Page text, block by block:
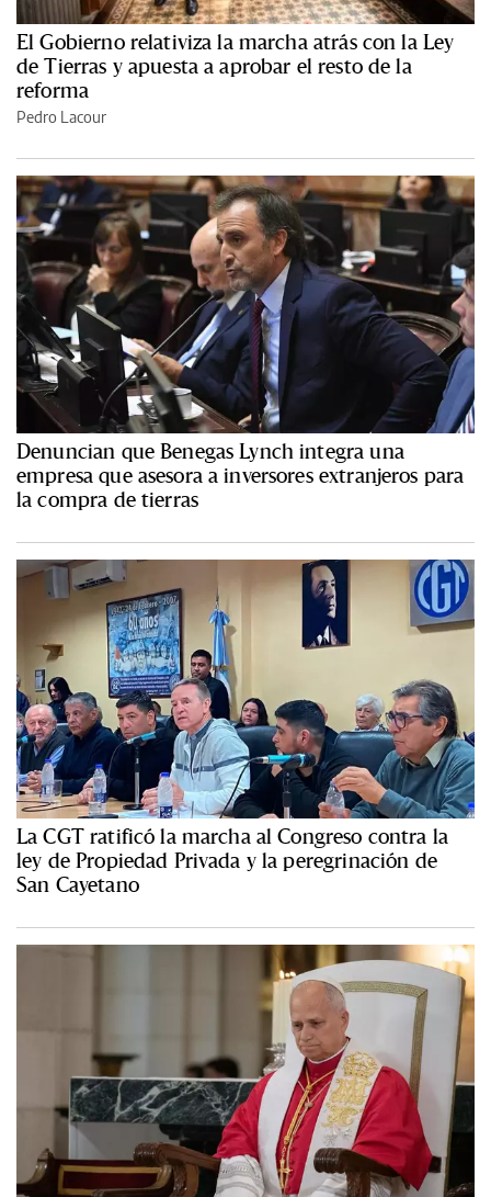
El Gobierno relativiza la marcha atrás con la Ley
de Tierras y apuesta a aprobar el resto de la
reforma
Pedro Lacour
Denuncian que Benegas Lynch integra una
empresa que asesora a inversores extranjeros para
la compra de tierras
La CGT ratificó la marcha al Congreso contra la
ley de Propiedad Privada y la peregrinación de
San Cayetano